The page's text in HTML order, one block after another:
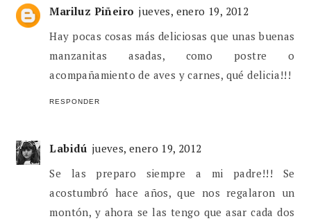
Mariluz Piñeiro jueves, enero 19, 2012
Hay pocas cosas más deliciosas que unas buenas
manzanitas asadas, como postre o
acompañamiento de aves y carnes, qué delicia!!!
RESPONDER
Labidú jueves, enero 19, 2012
Se las preparo siempre a mi padre!!! Se
acostumbró hace años, que nos regalaron un
montón, y ahora se las tengo que asar cada dos